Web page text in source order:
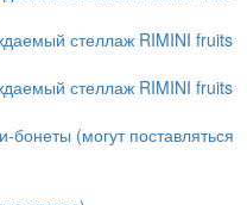
стеллаж RIMINI fruits
стеллаж RIMINI fruits
(могут поставляться